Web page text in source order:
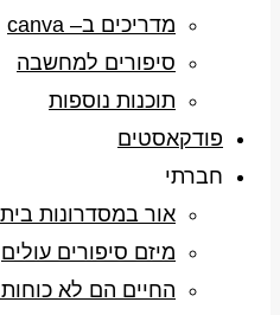
מדריכים ב– canva
סיפורים למחשבה
תוכנות נוספות
פודקאסטים
חברתי
אור במסדרונות
מיזם סיפורים עולים
החיים הם לא